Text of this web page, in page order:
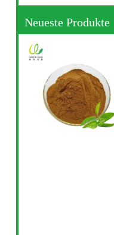
Neueste Produkte